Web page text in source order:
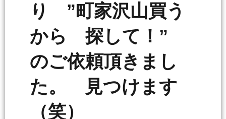
り ”町家沢山買う
から 探して！”
のご依頼頂きまし
た。 見つけます
（笑）